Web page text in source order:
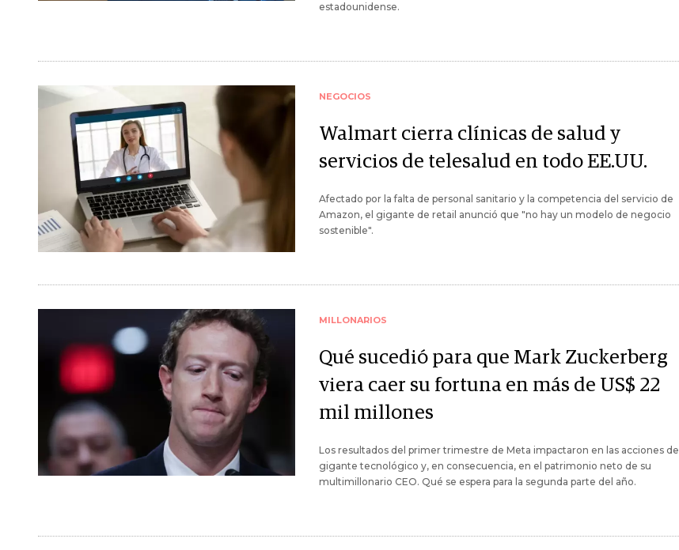
estadounidense.
NEGOCIOS
Walmart cierra clínicas de salud y
servicios de telesalud en todo EE.UU.
Afectado por la falta de personal sanitario y la competencia del servicio de
Amazon, el gigante de retail anunció que "no hay un modelo de negocio
sostenible".
MILLONARIOS
Qué sucedió para que Mark Zuckerberg
viera caer su fortuna en más de US$ 22
mil millones
Los resultados del primer trimestre de Meta impactaron en las acciones del
gigante tecnológico y, en consecuencia, en el patrimonio neto de su
multimillonario CEO. Qué se espera para la segunda parte del año.